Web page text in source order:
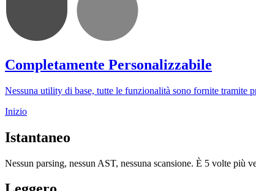
Completamente Personalizzabile
Nessuna utility di base, tutte le funzionalità sono fornite tramite
Inizio
Istantaneo
Nessun parsing, nessun AST, nessuna scansione. È 5 volte più